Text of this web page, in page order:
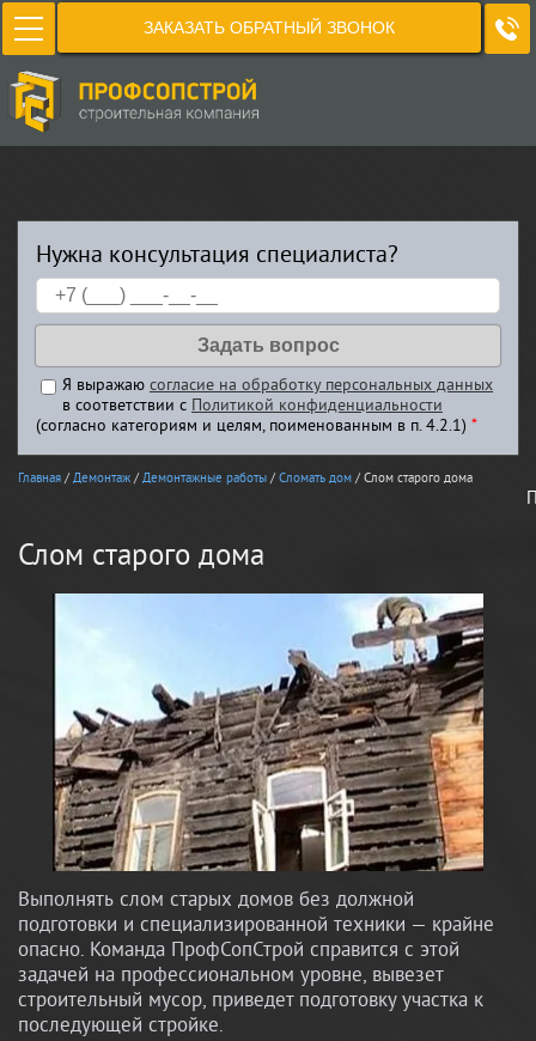
Нужна консультация специалиста?
Я выражаю согласие на обработку персональных данных
в соответствии с Политикой конфиденциальности
(согласно категориям и целям, поименованным в п. 4.2.1) *
Главная/ Демонтаж/ Демонтажные работы/ Сломать дом/ Слом старого дома
Слом старого дома
Выполнять слом старых домов без должной
подготовки и специализированной техники — крайне
опасно. Команда ПрофСопСтрой справится с этой
задачей на профессиональном уровне, вывезет
строительный мусор, приведет подготовку участка к
последующей стройке.
ЗАКАЗАТЬ ОБРАТНЫЙ ЗВОНОК